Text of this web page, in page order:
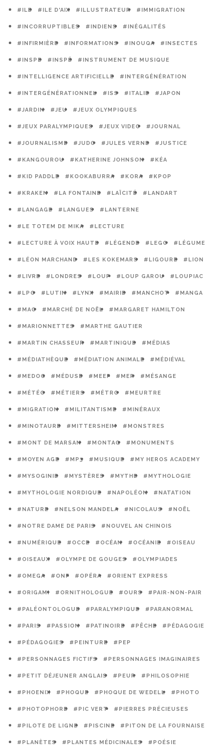
#ILE #ILE D'AIX #ILLUSTRATEUR #IMMIGRATION
#INCORRUPTIBLES #INDIENS #INÉGALITÉS
#INFIRMIÈRE #INFORMATIONS #INOUQA #INSECTES
#INSPE #INSPÉ #INSTRUMENT DE MUSIQUE
#INTELLIGENCE ARTIFICIELLE #INTERGÉNÉRATION
#INTERGÉNÉRATIONNEL #ISS #ITALIE #JAPON
#JARDIN #JEU #JEUX OLYMPIQUES
#JEUX PARALYMPIQUES #JEUX VIDEO #JOURNAL
#JOURNALISME #JUDO #JULES VERNE #JUSTICE
#KANGOUROU #KATHERINE JOHNSON #KÉA
#KID PADDLE #KOOKABURRA #KORA #KPOP
#KRAKEN #LA FONTAINE #LAÏCITÉ #LANDART
#LANGAGE #LANGUES #LANTERNE
#LE TOTEM DE MIKA #LECTURE
#LECTURE À VOIX HAUTE #LÉGENDE #LEGO #LÉGUME
#LÉON MARCHAND #LES KOKEMARS #LIGOURE #LION
#LIVRE #LONDRES #LOUP #LOUP GAROU #LOUPIAC
#LPO #LUTIN #LYNX #MAIRIE #MANCHOT #MANGA
#MAO #MARCHÉ DE NOËL #MARGARET HAMILTON
#MARIONNETTES #MARTHE GAUTIER
#MARTIN CHASSEUR #MARTINIQUE #MÉDIAS
#MÉDIATHÈQUE #MÉDIATION ANIMALE #MÉDIÉVAL
#MEDOC #MÉDUSE #MEEF #MER #MÉSANGE
#MÉTÉO #MÉTIERS #MÉTRO #MEURTRE
#MIGRATION #MILITANTISME #MINÉRAUX
#MINOTAURE #MITTERSHEIM #MONSTRES
#MONT DE MARSAN #MONTAG #MONUMENTS
#MOYEN AGE #MP3 #MUSIQUE #MY HEROS ACADEMY
#MYSOGINIE #MYSTÈRES #MYTHE #MYTHOLOGIE
#MYTHOLOGIE NORDIQUE #NAPOLÉON #NATATION
#NATURE #NELSON MANDELA #NICOLAUS #NOËL
#NOTRE DAME DE PARIS #NOUVEL AN CHINOIS
#NUMÉRIQUE #OCCE #OCÉAN #OCÉANIE #OISEAU
#OISEAUX #OLYMPE DE GOUGES #OLYMPIADES
#OMEGA #ONF #OPÉRA #ORIENT EXPRESS
#ORIGAMI #ORNITHOLOGUE #OURS #PAIR-NON-PAIR
#PALÉONTOLOGUE #PARALYMPIQUE #PARANORMAL
#PARIS #PASSION #PATINOIRE #PÊCHE #PÉDAGOGIE
#PÉDAGOGIES #PEINTURE #PEP
#PERSONNAGES FICTIFS #PERSONNAGES IMAGINAIRES
#PETIT DÉJEUNER ANGLAIS #PEUR #PHILOSOPHIE
#PHOENIX #PHOQUE #PHOQUE DE WEDELL #PHOTO
#PHOTOPHORE #PIC VERT #PIERRES PRÉCIEUSES
#PILOTE DE LIGNE #PISCINE #PITON DE LA FOURNAISE
#PLANÈTES #PLANTES MÉDICINALES #POÉSIE